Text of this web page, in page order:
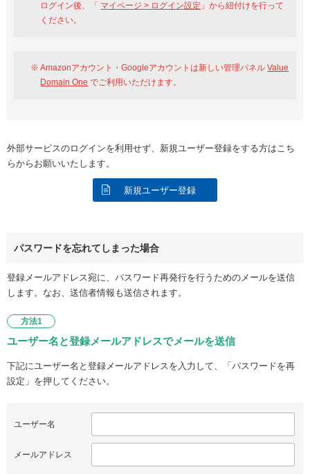
ログイン後、「 マイページ > ログイン設定 」から紐付けを行って
ください。
Amazonアカウント・Googleアカウントは新しい管理パネルValue
Domain One でご利用いただけます。
外部サービスのログインを利用せず、新規ユーザー登録をする方はこち
らからお願いいたします。
新規ユーザー登録
パスワードを忘れてしまった場合
登録メールアドレス宛に、パスワード再発行を行うためのメールを送信
します。なお、送信者情報も送信されます。
方法1
ユーザー名と登録メールアドレスでメールを送信
下記にユーザー名と登録メールアドレスを入力して、「パスワードを再
設定」を押してください。
ユーザー名
メールアドレス